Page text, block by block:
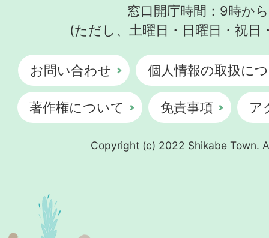
窓口開庁時間：9時か
(ただし、土曜日・日曜日・祝日
お問い合わせ 個人情報の取扱に
著作権について 免責事項 ア
Copyright (c) 2022 Shikabe Town.